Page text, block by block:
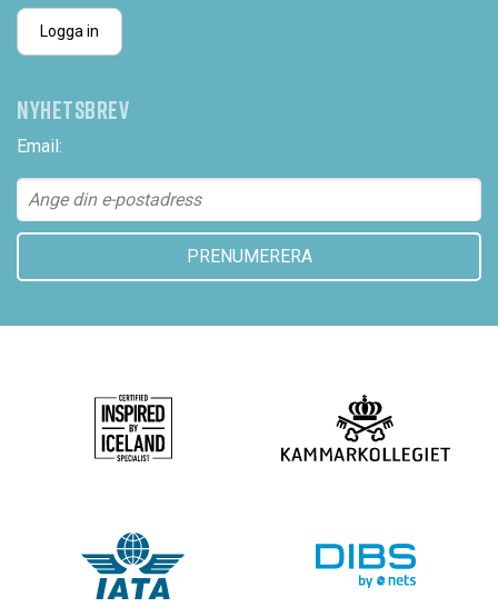
Logga in
NYHETSBREV
Email: